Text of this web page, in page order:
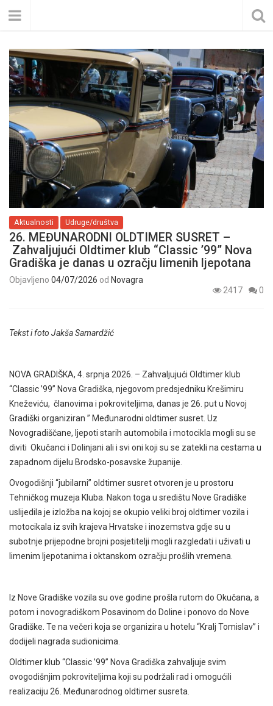
Aktualnosti Udruge/društva
26. MEĐUNARODNI OLDTIMER SUSRET –
Zahvaljujući Oldtimer klub “Classic ’99” Nova
Gradiška je danas u ozračju limenih ljepotana
Objavljeno 04/07/2026 od Novagra
2417
0
Tekst i foto Jakša Samardžić
NOVA GRADIŠKA, 4. srpnja 2026. – Zahvaljujući Oldtimer klub
“Classic ’99” Nova Gradiška, njegovom predsjedniku Krešimiru
Kneževiću, članovima i pokroviteljima, danas je 26. put u Novoj
Gradiški organiziran ” Međunarodni oldtimer susret. Uz
Novogradiščane, ljepoti starih automobila i motocikla mogli su se
diviti Okučanci i Dolinjani ali i svi oni koji su se zatekli na cestama u
zapadnom dijelu Brodsko-posavske županije.
Ovogodišnji “jubilarni” oldtimer susret otvoren je u prostoru
Tehničkog muzeja Kluba. Nakon toga u središtu Nove Gradiške
uslijedila je izložba na kojoj se okupio veliki broj oldtimer vozila i
motocikala iz svih krajeva Hrvatske i inozemstva gdje su u
subotnje prijepodne brojni posjetitelji mogli razgledati i uživati u
limenim ljepotanima i oktanskom ozračju prošlih vremena.
Iz Nove Gradiške vozila su ove godine prošla rutom do Okučana, a
potom i novogradiškom Posavinom do Doline i ponovo do Nove
Gradiške. Te na večeri koja se organizira u hotelu “Kralj Tomislav” i
dodijeli nagrada sudionicima.
Oldtimer klub “Classic ’99” Nova Gradiška zahvaljuje svim
ovogodišnjim pokroviteljima koji su podržali rad i omogućili
realizaciju 26. Međunarodnog oldtimer susreta.